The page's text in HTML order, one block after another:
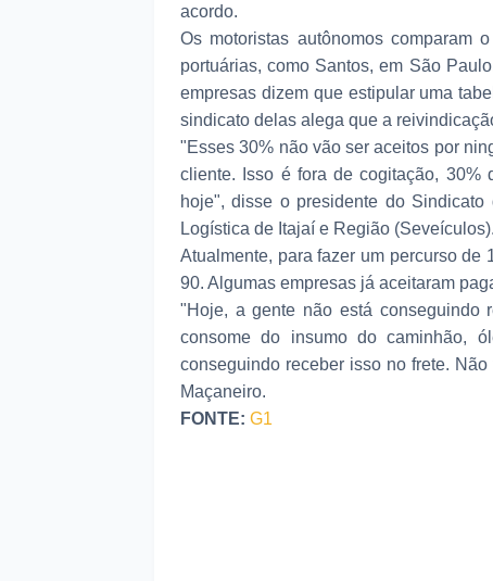
acordo.
Os motoristas autônomos comparam
portuárias, como Santos, em São
empresas dizem que estipular uma
sindicato delas alega que a
"Esses 30% não vão ser aceitos por
cliente. Isso é fora de cogitação, 30%
hoje", disse o presidente do
Logística de Itajaí e Região (Seveículos).
Atualmente, para fazer um percurso
90. Algumas empresas já aceitaram
"Hoje, a gente não está conseguindo
consome do insumo do caminhão,
conseguindo receber isso no frete.
Maçaneiro.
FONTE: G1